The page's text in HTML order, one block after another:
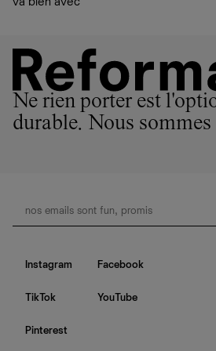
va bien avec
Ne rien porter est
durable. Nous sommes
Instagram Facebook
TikTok YouTube
Pinterest